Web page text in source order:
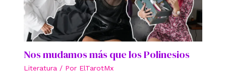
Nos mudamos más que los Polinesios
Literatura / Por ElTarotMx